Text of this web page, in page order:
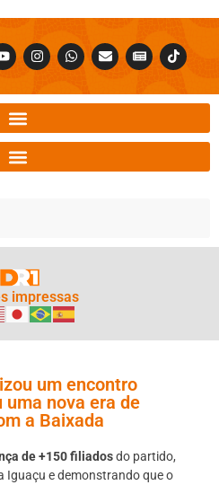
impressas
um encontro
nova era de
a Baixada
de +150 filiadosdo partido,
Iguaçu e demonstrando que o